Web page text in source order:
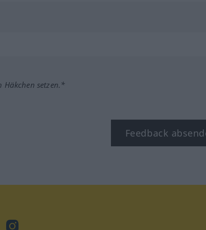
Häkchen setzen.*
Feedback
Instagram